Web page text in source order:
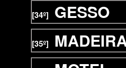
[34º] GESSO
[35º]